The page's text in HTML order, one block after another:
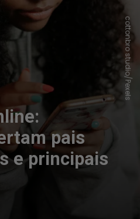
pais
e principais
cottonbro studio/Pexels